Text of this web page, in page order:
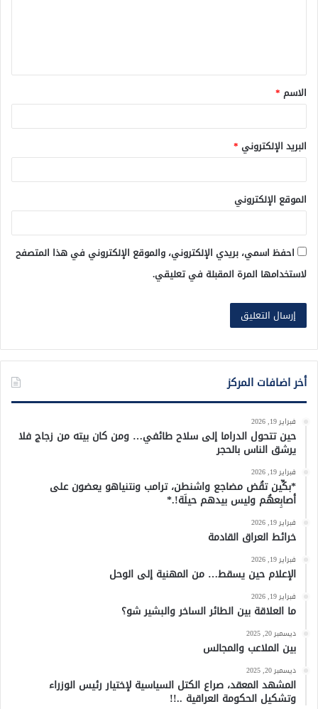
ق
*
الاسم *
البريد الإلكتروني *
الموقع الإلكتروني
احفظ اسمي، بريدي الإلكتروني، والموقع الإلكتروني في هذا المتصفح
لاستخدامها المرة المقبلة في تعليقي.
أخر اضافات المركز
فبراير 19, 2026
حين تتحول الدراما إلى سلاح طائفي… ومن كان بيته من زجاج فلا
يرشق الناس بالحجر
فبراير 19, 2026
*بكِّين تقُض مضاجع واشنطن، ترامب ونتنياهو يعضون على
أصابِعهُم وليس بيدهم حيلَة!.*
فبراير 19, 2026
خرائط العراق القادمة
فبراير 19, 2026
الإعلام حين يسقط… من المهنية إلى الوحل
فبراير 19, 2026
ما العلاقة بين الطائر الساخر والبشير شو؟
ديسمبر 20, 2025
بين الملاعب والمجالس
ديسمبر 20, 2025
المشهد المعقد، صراع الكتل السياسية لإختيار رئيس الوزراء
وتشكيل الحكومة العراقية ..!!